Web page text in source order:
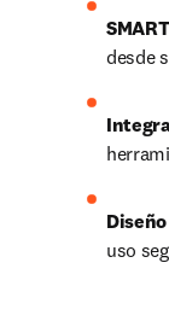
desde
uso